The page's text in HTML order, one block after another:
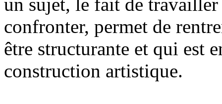
un sujet, le fait de
confronter, permet de
être structurante et qui est
construction artistique.